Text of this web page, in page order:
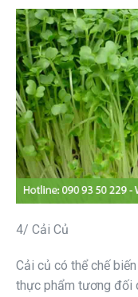
4/ Cải Củ
Cải củ có thể chế
thực phẩm tương đối